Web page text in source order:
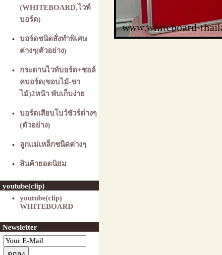
(WHITEBOARD,ไวท์
บอร์ด)
บอร์ดชนิดสั่งทำพิเศษ
ต่างๆ(ตัวอย่าง)
กระดานไวท์บอร์ด+ชอล์
คบอร์ด(ขอบไม้-ขา
ไม้)2หน้า พับเก็บง่าย
บอร์ดเสียบโบว์ชัวร์ต่างๆ
(ตัวอย่าง)
ลูกแม่เหล็กชนิดต่างๆ
สินค้ายอดนิยม
youtube(clip)
youtube(clip)
WHITEBOARD
Newsletter